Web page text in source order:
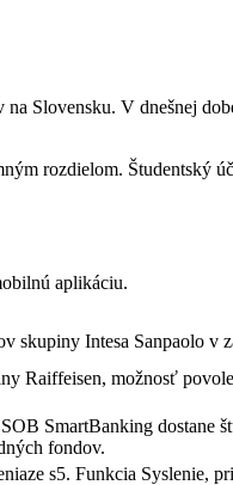
Slovensku. V dnešnej
rozdielom. Študentský
aplikáciu.
skupiny Intesa Sanpaolo v
Raiffeisen, možnosť
SmartBanking dostane
fondov.
s5. Funkcia Syslenie,